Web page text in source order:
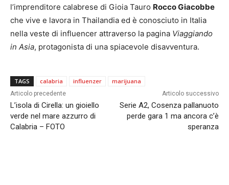
l’imprenditore calabrese di Gioia Tauro Rocco Giacobbe
che vive e lavora in Thailandia ed è conosciuto in Italia
nella veste di influencer attraverso la pagina Viaggiando
in Asia, protagonista di una spiacevole disavventura.
TAGS calabria influenzer marijuana
Articolo precedente
L’isola di Cirella: un gioiello
verde nel mare azzurro di
Calabria – FOTO
Articolo successivo
Serie A2, Cosenza pallanuoto
perde gara 1 ma ancora c’è
speranza